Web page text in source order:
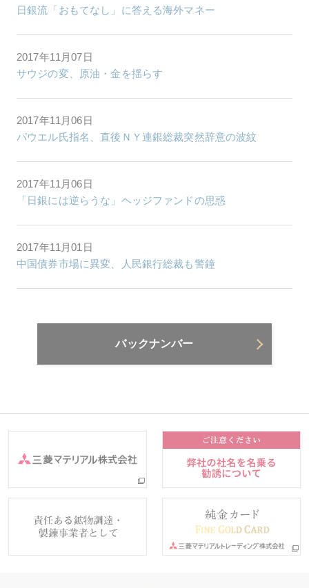
日銀流「おもてなし」に答える海外マネー
2017年11月07日
サウジの変、原油・金を揺らす
2017年11月06日
パウエル氏指名、直後ＮＹ連銀総裁突然辞意の波紋
2017年11月06日
「日銀には逆らうな」ヘッジファンドの思惑
2017年11月01日
中国債券市場に異変、人民銀行総裁も警鐘
バックナンバー